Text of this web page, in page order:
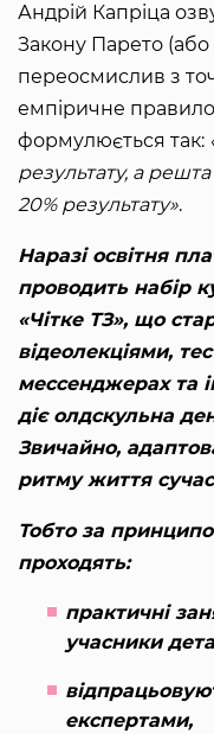
Андрій Капріца
Закону Парето
переосмислив з
емпіричне
формулюється так:
результату, а
20% результату».
Наразі освітня
проводить набір
«Чітке ТЗ», що
відеолекціями,
мессенджерах та
діє олдскульна
Звичайно,
ритму життя
Тобто за
проходять:
практичні
учасники
експертами,